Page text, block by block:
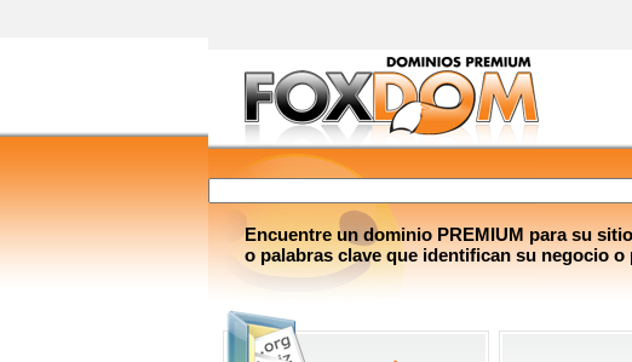
Encuentre un dominio PREMIUM para su
o palabras clave que identifican su negocio o